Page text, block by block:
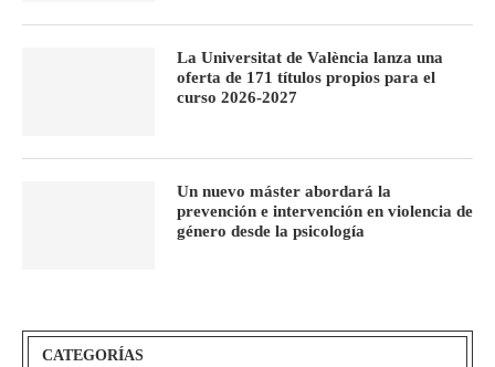
La Universitat de València lanza una
oferta de 171 títulos propios para el
curso 2026-2027
Un nuevo máster abordará la
prevención e intervención en violencia de
género desde la psicología
CATEGORÍAS